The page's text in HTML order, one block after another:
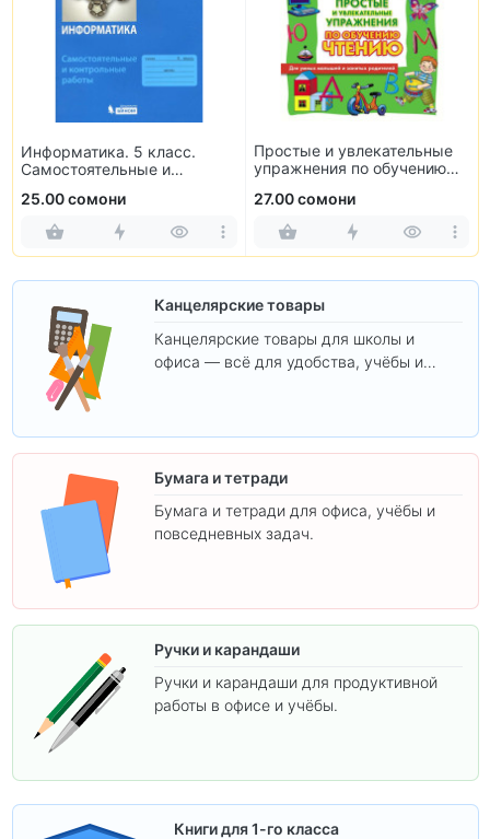
Информатика. 5 класс.
Самостоятельные и
25.00 сомони
Простые и увлекательные
упражнения по обучению
27.00 сомони
Канцелярские товары
Канцелярские товары для школы и
офиса — всё для удобства, учёбы и
Бумага и тетради
Бумага и тетради для офиса, учёбы и
повседневных задач.
Ручки и карандаши
Ручки и карандаши для продуктивной
работы в офисе и учёбы.
Книги для 1-го класса